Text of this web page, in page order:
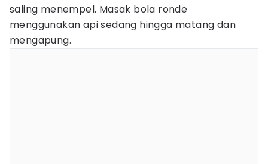
saling menempel. Masak bola ronde
menggunakan api sedang hingga matang dan
mengapung.